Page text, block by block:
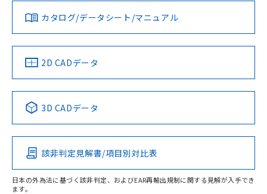
対応済み
中国 RoHS 注意事項・凡例
Pb Hg Cd Cr(VI)
O
LR型式承認
（イギリス
船舶規格）
DNV型式承認
（ノルウェー
BV型式承認
（フランス
KR型式
（韓国
No No No No
この製品の規格認証/適合状況ページへ
その他の認証はこちらのページからご検索ください
カタログ/データシート/マニュアル
2D CADデータ
3D CADデータ
該非判定見解書/項目別対比表
日本の外為法に基づく該非判定、およびEAR再輸出規制に関する見解が入手でき
ます。
ものではありません。
また、RoHS指令のフタル酸エステル類４
既に当社にて対応品への在庫切替を完了
していることから、特段のことがない限
り、2022年1月12日より割愛しておりま
す。